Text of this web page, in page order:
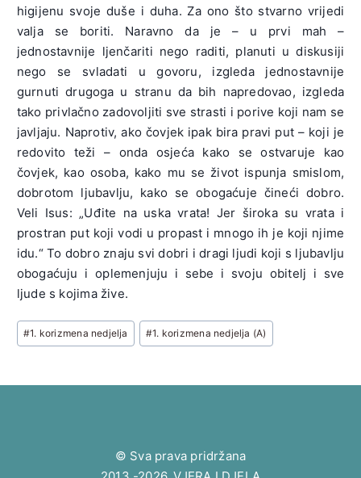
higijenu svoje duše i duha. Za ono što stvarno vrijedi
valja se boriti. Naravno da je – u prvi mah –
jednostavnije ljenčariti nego raditi, planuti u diskusiji
nego se svladati u govoru, izgleda jednostavnije
gurnuti drugoga u stranu da bih napredovao, izgleda
tako privlačno zadovoljiti sve strasti i porive koji nam se
javljaju. Naprotiv, ako čovjek ipak bira pravi put – koji je
redovito teži – onda osjeća kako se ostvaruje kao
čovjek, kao osoba, kako mu se život ispunja smislom,
dobrotom ljubavlju, kako se obogaćuje čineći dobro.
Veli Isus: „Uđite na uska vrata! Jer široka su vrata i
prostran put koji vodi u propast i mnogo ih je koji njime
idu.“ To dobro znaju svi dobri i dragi ljudi koji s ljubavlju
obogaćuju i oplemenjuju i sebe i svoju obitelj i sve
ljude s kojima žive.
Post
Tags:
#1. korizmena nedjelja #1. korizmena nedjelja (A)
© Sva prava pridržana